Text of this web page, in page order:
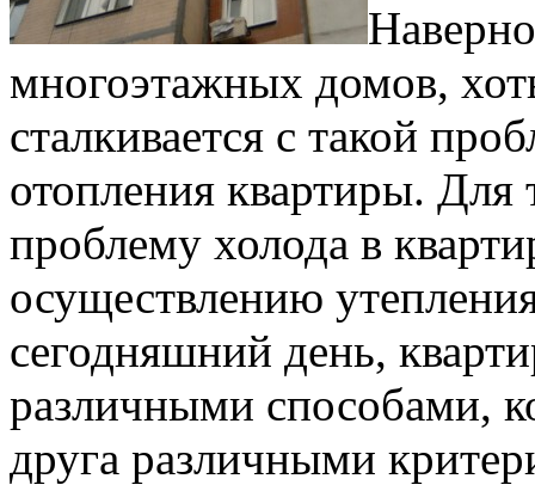
многоэтажных домов,
сталкивается с такой
отопления квартиры. Для
проблему холода в
осуществлению
сегодняшний день,
различными способами,
друга различными